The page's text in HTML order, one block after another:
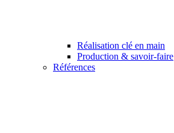
Réalisation clé en main
Production & savoir-faire
Références